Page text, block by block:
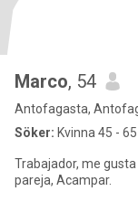
Marco, 54
Antofagasta,
Söker: Kvinna 45 - 65
Trabajador, me
pareja, Acampar.